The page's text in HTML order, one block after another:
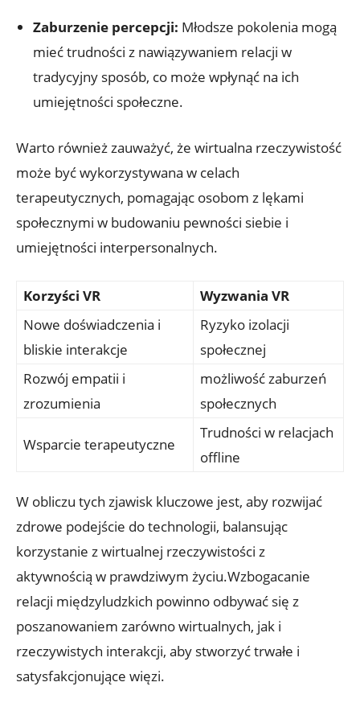
Zaburzenie percepcji: Młodsze pokolenia mogą
mieć trudności z nawiązywaniem relacji w
tradycyjny sposób, co może wpłynąć na ich
umiejętności społeczne.
Warto również zauważyć, że wirtualna rzeczywistość
może być wykorzystywana w celach
terapeutycznych, pomagając osobom z lękami
społecznymi w budowaniu pewności siebie i
umiejętności interpersonalnych.
Korzyści VR
Wyzwania VR
Nowe doświadczenia i
bliskie interakcje
Ryzyko izolacji
społecznej
Rozwój empatii i
zrozumienia
możliwość zaburzeń
społecznych
Wsparcie terapeutyczne
Trudności w relacjach
offline
W obliczu tych zjawisk kluczowe jest, aby rozwijać
zdrowe podejście do technologii, balansując
korzystanie z wirtualnej rzeczywistości z
aktywnością w prawdziwym życiu.Wzbogacanie
relacji międzyludzkich powinno odbywać się z
poszanowaniem zarówno wirtualnych, jak i
rzeczywistych interakcji, aby stworzyć trwałe i
satysfakcjonujące więzi.